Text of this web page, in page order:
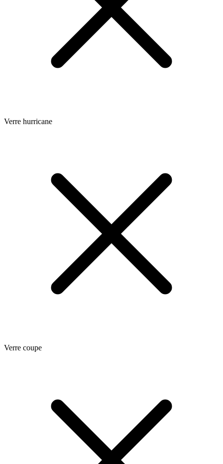
Verre hurricane
Verre coupe